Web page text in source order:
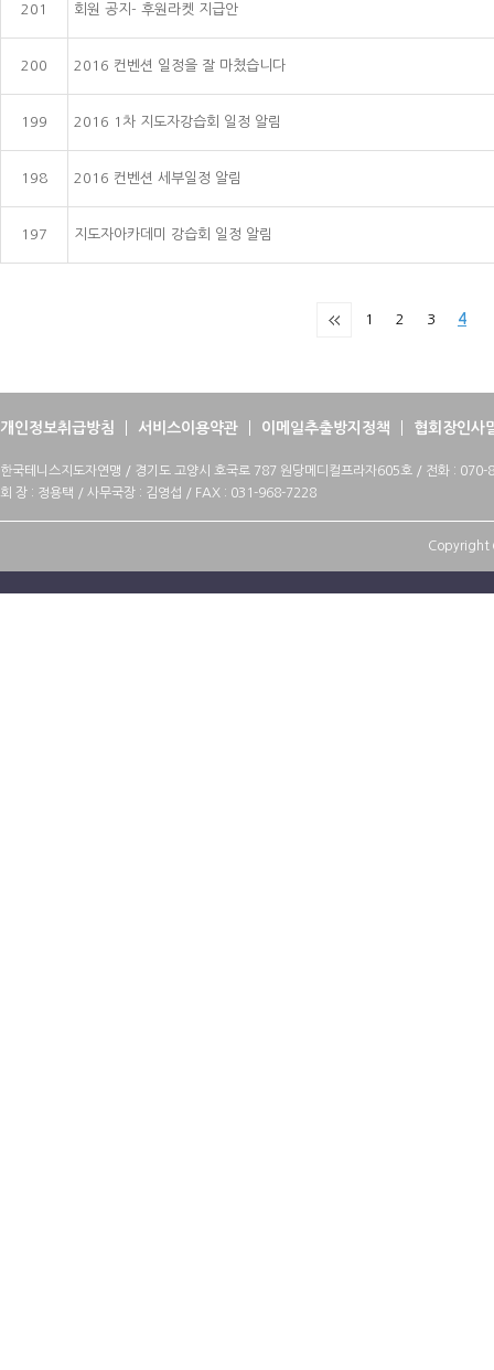
201 회원 공지- 후원라켓 지급안
200 2016 컨벤션 일정을 잘 마쳤습니다
199 2016 1차 지도자강습회 일정 알림
198 2016 컨벤션 세부일정 알림
197 지도자아카데미 강습회 일정 알림
1 2 3 4
개인정보취급방침 서비스이용약관 이메일추출방지정책 협회장인사
한국테니스지도자연맹 / 경기도 고양시 호국로 787 원당메디컬프라자605호 / 전화 :
회 장 : 정용택 / 사무국장 : 김영섭 / FAX : 031-968-7228